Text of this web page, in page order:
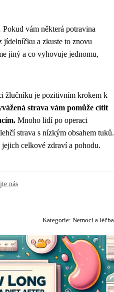
Pokud vám některá potravina
jídelníčku a zkuste to znovu
jiný a co vyhovuje jednomu,
žlučníku je pozitivním krokem k
strava vám pomůže cítit
Mnoho lidí po operaci
strava s nízkým obsahem tuků.
celkové zdraví a pohodu.
nás
Kategorie: Nemoci a léčba